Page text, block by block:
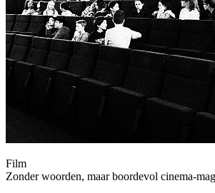
Film
Zonder woorden, maar boordevol cinema-